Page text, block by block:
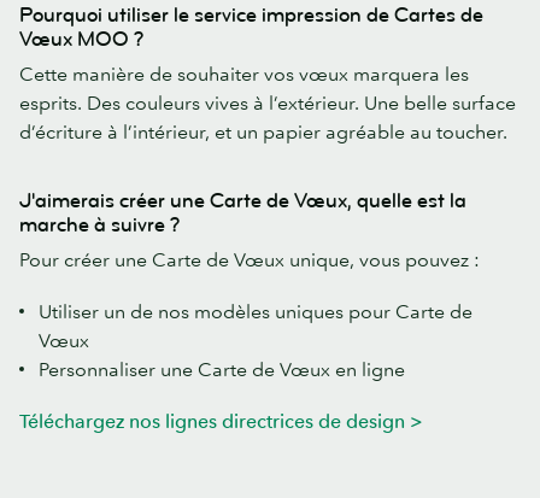
Pourquoi utiliser le service impression de Cartes de
Vœux MOO ?
Cette manière de souhaiter vos vœux marquera les
esprits. Des couleurs vives à l’extérieur. Une belle surface
d’écriture à l’intérieur, et un papier agréable au toucher.
J'aimerais créer une Carte de Vœux, quelle est la
marche à suivre ?
Pour créer une Carte de Vœux unique, vous pouvez :
Utiliser un de nos modèles uniques pour Carte de
Vœux
Personnaliser une Carte de Vœux en ligne
Téléchargez nos lignes directrices de design >